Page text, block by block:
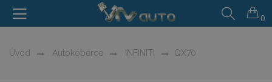
0
Úvod Autokoberce INFINITI QX70